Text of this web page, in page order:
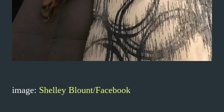
image: Shelley Blount/Facebook